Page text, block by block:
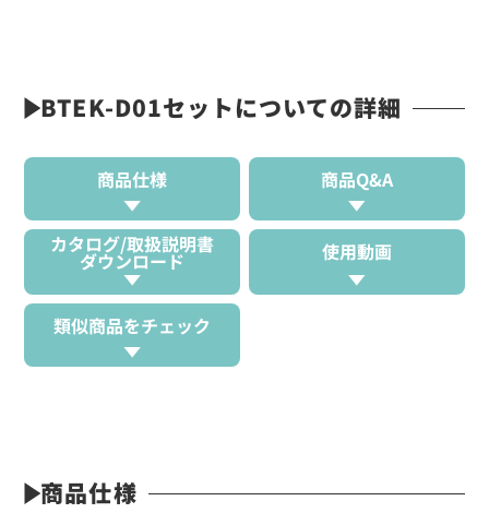
BTEK-D01セットについての詳細
商品仕様 商品Q&A
カタログ/取扱説明書
ダウンロード 使用動画
類似商品をチェック
商品仕様